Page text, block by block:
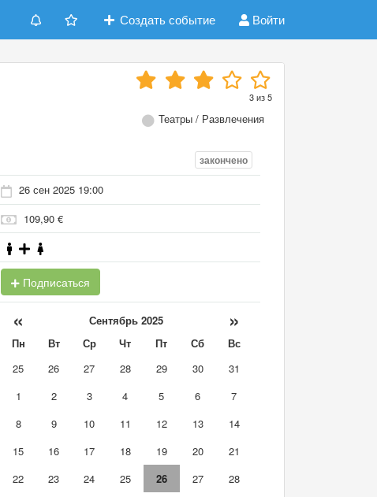
Создать событие Войти
3из5
Театры / Развлечения
закончено
26 сен 2025 19:00
109,90 €
Подписаться
« Сентябрь 2025 »
Пн Вт Ср Чт Пт Сб
Вс
25
26 27 28 29 30
31
1
2 3 4 5 6
7
8
9 10 11 12 13
14
15
16 17 18 19 20
21
22
23 24 25 26 27
28